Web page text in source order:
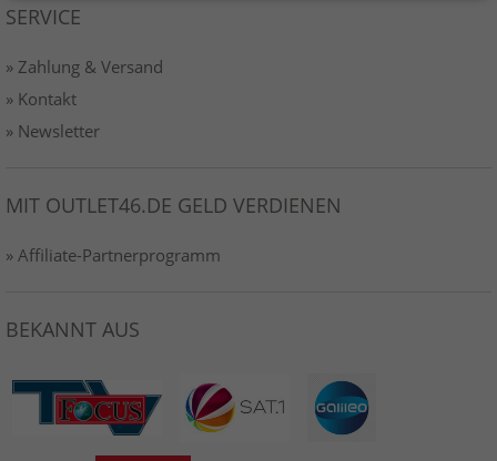
SERVICE
» Zahlung & Versand
» Kontakt
» Newsletter
MIT OUTLET46.DE GELD VERDIENEN
» Affiliate-Partnerprogramm
BEKANNT AUS